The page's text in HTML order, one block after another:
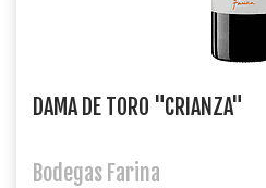
DAMA DE TORO "CRIANZA"
Bodegas Farina